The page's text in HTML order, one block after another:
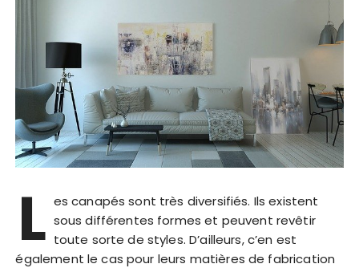
L es canapés sont très diversifiés. Ils existent
sous différentes formes et peuvent revêtir
toute sorte de styles. D’ailleurs, c’en est
également le cas pour leurs matières de fabrication